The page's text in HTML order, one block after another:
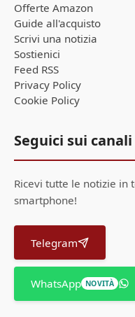
Offerte Amazon
Guide all'acquisto
Scrivi una notizia
Sostienici
Feed RSS
Privacy Policy
Cookie Policy
Seguici sui canali
Ricevi tutte le notizie
smartphone!
Telegram
WhatsApp NOVITÀ